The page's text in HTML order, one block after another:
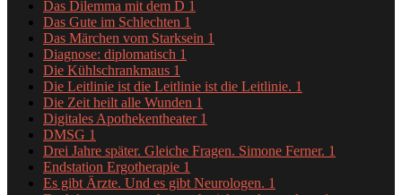
Das Dilemma mit dem D 1
Das Gute im Schlechten 1
Das Märchen vom Starksein 1
Diagnose: diplomatisch 1
Die Kühlschrankmaus 1
Die Leitlinie ist die Leitlinie ist die Leitlinie. 1
Die Zeit heilt alle Wunden 1
Digitales Apothekentheater 1
DMSG 1
Drei Jahre später. Gleiche Fragen. Simone Ferner. 1
Endstation Ergotherapie 1
Es gibt Ärzte. Und es gibt Neurologen. 1